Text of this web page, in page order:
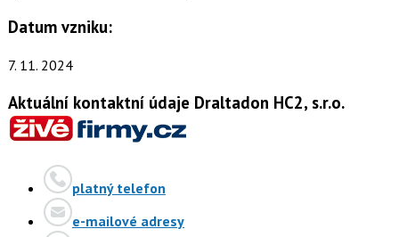
Datum vzniku:
7. 11. 2024
Aktuální kontaktní údaje Draltadon HC2, s.r.o.
platný telefon
e-mailové adresy